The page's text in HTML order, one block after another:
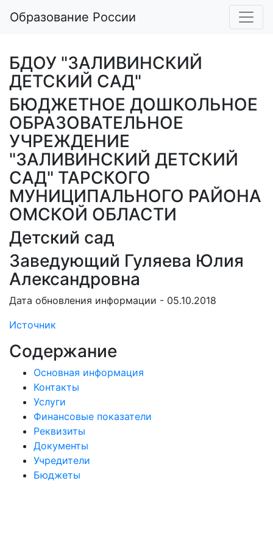
Образование России
БДОУ "ЗАЛИВИНСКИЙ
ДЕТСКИЙ САД"
БЮДЖЕТНОЕ ДОШКОЛЬНОЕ
ОБРАЗОВАТЕЛЬНОЕ
УЧРЕЖДЕНИЕ
"ЗАЛИВИНСКИЙ ДЕТСКИЙ
САД" ТАРСКОГО
МУНИЦИПАЛЬНОГО РАЙОНА
ОМСКОЙ ОБЛАСТИ
Детский сад
Заведующий Гуляева Юлия
Александровна
Дата обновления информации - 05.10.2018
Источник
Содержание
Основная информация
Контакты
Услуги
Финансовые показатели
Реквизиты
Документы
Учредители
Бюджеты